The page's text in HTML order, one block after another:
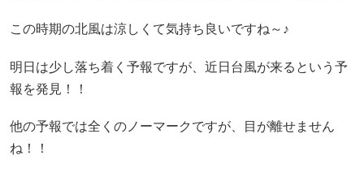
この時期の北風は涼しくて気持ち良いですね～♪
明日は少し落ち着く予報ですが、近日台風が来るという予
報を発見！！
他の予報では全くのノーマークですが、目が離せません
ね！！